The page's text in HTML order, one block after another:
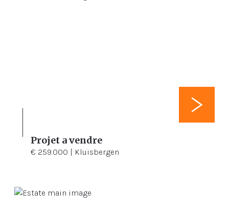
Projet a vendre
€ 259.000 | Kluisbergen